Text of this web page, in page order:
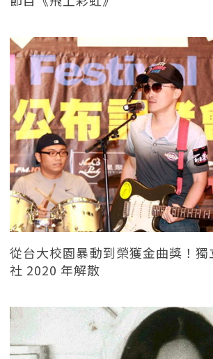
從台大校園暴動到榮獲金曲獎！
社 2020 年解散